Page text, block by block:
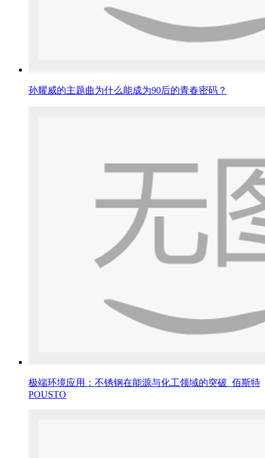
孙耀威的主题曲为什么能成为90后的青春密码？
极端环境应用：不锈钢在能源与化工领域的突破_佰斯特
POUSTO